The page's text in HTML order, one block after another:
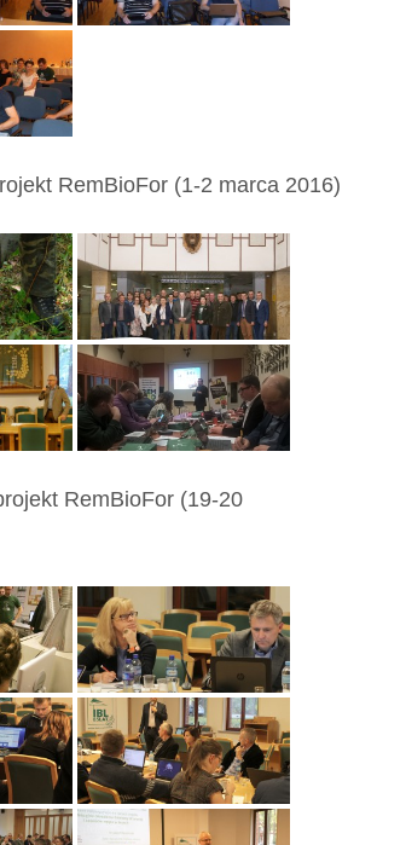
RemBioFor (1-2 marca 2016)
RemBioFor (19-20